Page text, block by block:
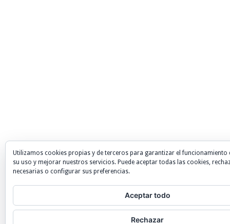
Utilizamos cookies propias y de terceros para garantizar el funcionamiento
su uso y mejorar nuestros servicios. Puede aceptar todas las cookies,
necesarias o configurar sus preferencias.
Aceptar todo
Rechazar